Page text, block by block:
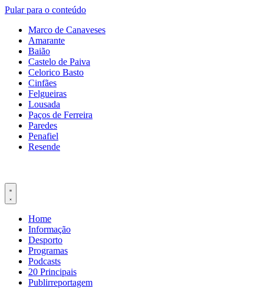
Pular para o conteúdo
Marco de Canaveses
Amarante
Baião
Castelo de Paiva
Celorico Basto
Cinfães
Felgueiras
Lousada
Paços de Ferreira
Paredes
Penafiel
Resende
Home
Informação
Desporto
Programas
Podcasts
20 Principais
Publirreportagem